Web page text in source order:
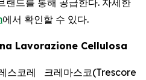
랜드를 통해 공급한다. 자세한
에서 확인할 수 있다.
Lavorazione Cellulosa
스코레 크레마스코(Trescore